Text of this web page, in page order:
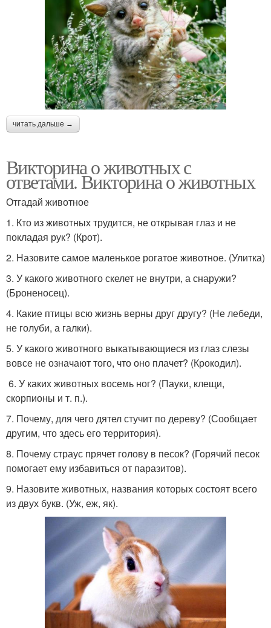
читать дальше →
Викторина о животных с
ответами. Викторина о животных
Отгадай животное
1. Кто из животных трудится, не открывая глаз и не
покладая рук? (Крот).
2. Назовите самое маленькое рогатое животное. (Улитка)
3. У какого животного скелет не внутри, а снаружи?
(Броненосец).
4. Какие птицы всю жизнь верны друг другу? (Не лебеди,
не голуби, а галки).
5. У какого животного выкатывающиеся из глаз слезы
вовсе не означают того, что оно плачет? (Крокодил).
6. У каких животных восемь ног? (Пауки, клещи,
скорпионы и т. п.).
7. Почему, для чего дятел стучит по дереву? (Сообщает
другим, что здесь его территория).
8. Почему страус прячет голову в песок? (Горячий песок
помогает ему избавиться от паразитов).
9. Назовите животных, названия которых состоят всего
из двух букв. (Уж, еж, як).